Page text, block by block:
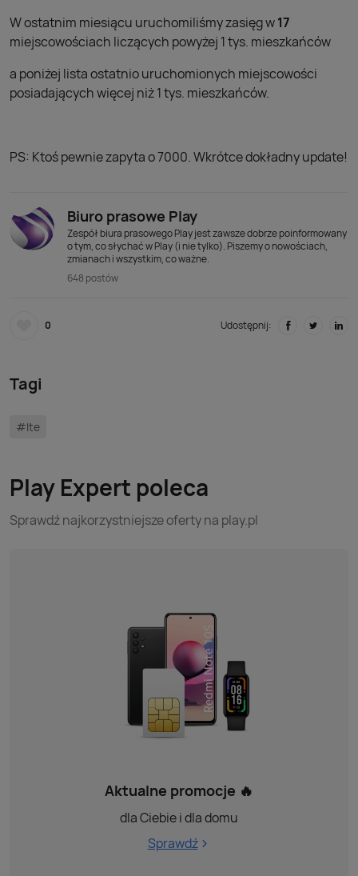
W ostatnim miesiącu uruchomiliśmy zasięg w17
miejscowościach liczących powyżej 1 tys. mieszkańców
a poniżej lista ostatnio uruchomionych miejscowości
posiadających więcej niż 1 tys. mieszkańców.
PS: Ktoś pewnie zapyta o 7000. Wkrótce dokładny update!
Biuro prasowe Play
Zespół biura prasowego Play jest zawsze dobrze poinformowany
o tym, co słychać w Play (i nie tylko). Piszemy o nowościach,
zmianach i wszystkim, co ważne.
648 postów
0 Udostępnij:
Tagi
#lte
Play Expert poleca
Sprawdź najkorzystniejsze oferty na play.pl
Aktualne promocje 🔥
dla Ciebie i dla domu
Sprawdź